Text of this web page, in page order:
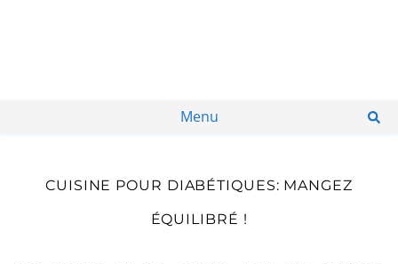
Menu
CUISINE POUR DIABÉTIQUES: MANGEZ
ÉQUILIBRÉ !